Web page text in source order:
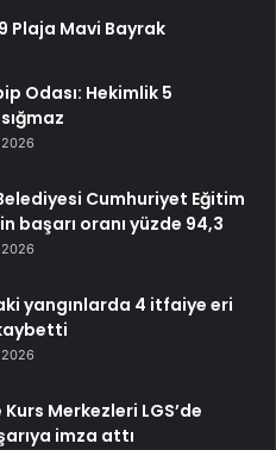
Plaja Mavi Bayrak
Odası: Hekimlik 5
Cumhuriyet Eğitim
başarı oranı yüzde 94,3
yangınlarda 4 itfaiye eri
Kurs Merkezleri LGS’de
imza attı